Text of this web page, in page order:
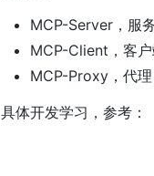
MCP-Server，服
MCP-Client，客
MCP-Proxy，代
具体开发学习，参考：